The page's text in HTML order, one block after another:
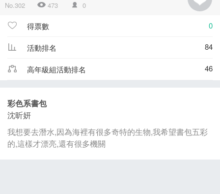
No.302 473 0
得票數 0
活動排名 84
高年級組活動排名 46
彩色系書包
沈昕妍
我想要去潛水,因為海裡有很多奇特的生物,我希望書包五彩
的,這樣才漂亮,還有很多機關